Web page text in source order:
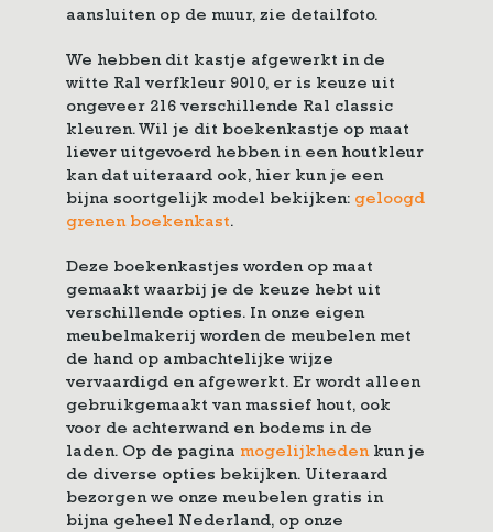
aansluiten op de muur, zie detailfoto.
We hebben dit kastje afgewerkt in de
witte Ral verfkleur 9010, er is keuze uit
ongeveer 216 verschillende Ral classic
kleuren. Wil je dit boekenkastje op maat
liever uitgevoerd hebben in een houtkleur
kan dat uiteraard ook, hier kun je een
bijna soortgelijk model bekijken: geloogd
grenen boekenkast.
Deze boekenkastjes worden op maat
gemaakt waarbij je de keuze hebt uit
verschillende opties. In onze eigen
meubelmakerij worden de meubelen met
de hand op ambachtelijke wijze
vervaardigd en afgewerkt. Er wordt alleen
gebruikgemaakt van massief hout, ook
voor de achterwand en bodems in de
laden. Op de pagina mogelijkhedenkun je
de diverse opties bekijken. Uiteraard
bezorgen we onze meubelen gratis in
bijna geheel Nederland, op onze